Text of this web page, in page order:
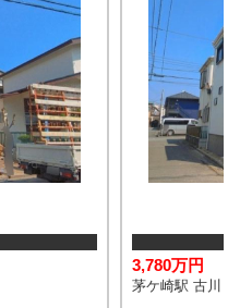
3,780万円
茅ケ崎駅 古川